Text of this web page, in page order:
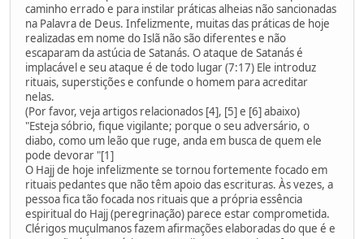
caminho errado e para instilar práticas alheias não sancionadas
na Palavra de Deus. Infelizmente, muitas das práticas de hoje
realizadas em nome do Islã não são diferentes e não
escaparam da astúcia de Satanás. O ataque de Satanás é
implacável e seu ataque é de todo lugar (7:17) Ele introduz
rituais, superstições e confunde o homem para acreditar
nelas.
(Por favor, veja artigos relacionados [4], [5] e [6] abaixo)
"Esteja sóbrio, fique vigilante; porque o seu adversário, o
diabo, como um leão que ruge, anda em busca de quem ele
pode devorar "[1]
O Hajj de hoje infelizmente se tornou fortemente focado em
rituais pedantes que não têm apoio das escrituras. Às vezes, a
pessoa fica tão focada nos rituais que a própria essência
espiritual do Hajj (peregrinação) parece estar comprometida.
Clérigos muçulmanos fazem afirmações elaboradas do que é e